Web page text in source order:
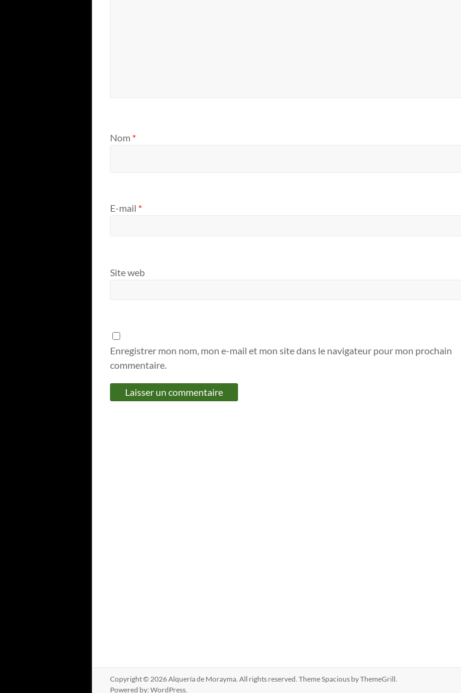
Nom *
E-mail *
Site web
Enregistrer mon nom, mon e-mail et mon site dans le navigateur pour mon prochain
commentaire.
Copyright © 2026Alquería de Morayma. All rights reserved. ThemeSpacious by ThemeGrill.
Powered by: WordPress.